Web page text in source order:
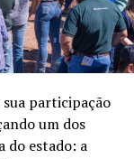
participação
um dos
do estado: a